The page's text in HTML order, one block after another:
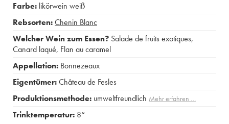
Farbe: likörwein weiß
Rebsorten:Chenin Blanc
Welcher Wein zum Essen? Salade de fruits exotiques,
Canard laqué, Flan au caramel
Appellation: Bonnezeaux
Eigentümer:Château de Fesles
Produktionsmethode: umweltfreundlich Mehr erfahren …
Trinktemperatur: 8°